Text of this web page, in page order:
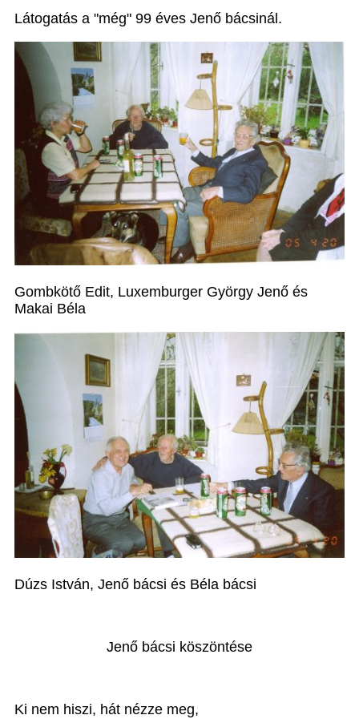
Látogatás a "még" 99 éves Jenő bácsinál.
Gombkötő Edit, Luxemburger György Jenő és
Makai Béla
Dúzs István, Jenő bácsi és Béla bácsi
Jenő bácsi köszöntése
Ki nem hiszi, hát nézze meg,